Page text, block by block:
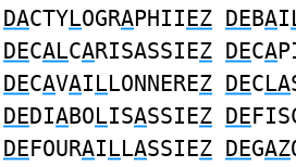
DACTYLOGRAPHIIEZ DEBAI
DECALCARISASSIEZ DECA
DECAVAILLONNEREZ DECLA
DEDIABOLISASSIEZ DE
DEFOURAILLASSIEZ DEGAZ